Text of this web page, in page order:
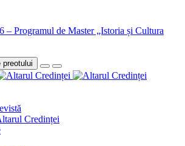
– Programul de Master „Istoria și Cultura
preotului
Credinței